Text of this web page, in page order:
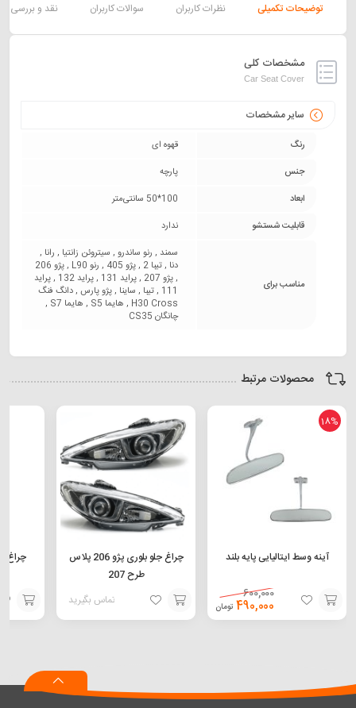
توضیحات تکمیلی نظرات کاربران سوالات کاربران نقد و بررسی
مشخصات کلی
Car Seat Cover
سایر مشخصات
رنگ
قهوه ای
جنس
پارچه
ابعاد
100*50 سانتی‌متر
قابلیت شستشو
ندارد
مناسب برای
سمند , رنو ساندرو , سیتروئن زانتیا , رانا ,
دنا , تیبا 2 , پژو 405 , رنو L90 , پژو 206
, پژو 207 , پراید 131 , پراید 132 , پراید
111 , تیبا , ساینا , پژو پارس , دانگ فنگ
H30 Cross , هایما S5 , هایما S7 ,
چانگان CS35
محصولات مرتبط
18%
آینه وسط ایتالیایی پایه بلند
600,000
490,000 تومان
افزودن
چراغ جلو بلوری پژو 206 پلاس
طرح 207
تماس بگیرید
افزودن
چراغ
افزودن
سبد